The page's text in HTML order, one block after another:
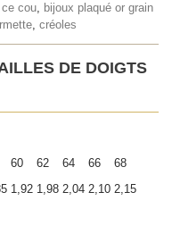
cou, bijoux plaqué or grain
, créoles
DE DOIGTS
60 62 64 66
68
1,92 1,98 2,04 2,10 2,15